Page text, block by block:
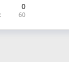
0
60